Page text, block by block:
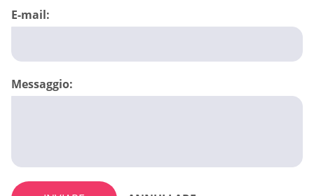
E-mail:
Messaggio: